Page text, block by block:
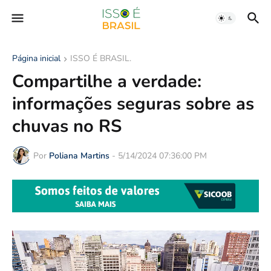
Página inicial ISSO É BRASIL.
Compartilhe a verdade:
informações seguras sobre as
chuvas no RS
Por Poliana Martins - 5/14/2024 07:36:00 PM